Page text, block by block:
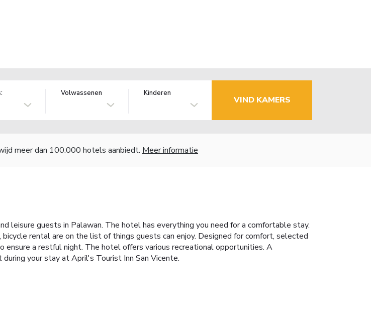
Volwassenen Kinderen
VIND KAMERS
meer dan 100.000 hotels aanbiedt. Meer informatie
leisure guests in Palawan. The hotel has everything you need for a comfortable stay.
rental are on the list of things guests can enjoy. Designed for comfort, selected
a restful night. The hotel offers various recreational opportunities. A
your stay at April's Tourist Inn San Vicente.